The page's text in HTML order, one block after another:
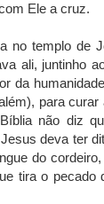
Ele a cruz.
no templo de
ali, juntinho
da
para
não diz
deva ter
do
tira o pecado